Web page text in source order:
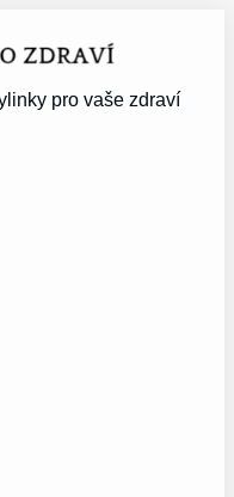
pro vaše zdraví